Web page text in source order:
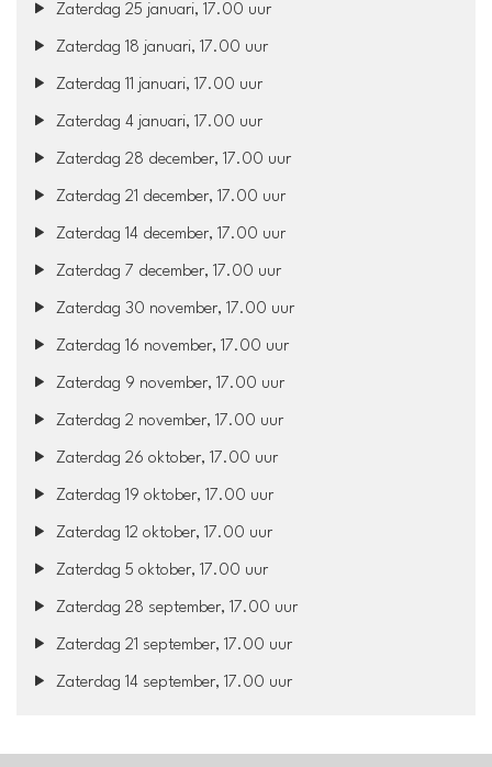
Zaterdag 25 januari, 17.00 uur
Zaterdag 18 januari, 17.00 uur
Zaterdag 11 januari, 17.00 uur
Zaterdag 4 januari, 17.00 uur
Zaterdag 28 december, 17.00 uur
Zaterdag 21 december, 17.00 uur
Zaterdag 14 december, 17.00 uur
Zaterdag 7 december, 17.00 uur
Zaterdag 30 november, 17.00 uur
Zaterdag 16 november, 17.00 uur
Zaterdag 9 november, 17.00 uur
Zaterdag 2 november, 17.00 uur
Zaterdag 26 oktober, 17.00 uur
Zaterdag 19 oktober, 17.00 uur
Zaterdag 12 oktober, 17.00 uur
Zaterdag 5 oktober, 17.00 uur
Zaterdag 28 september, 17.00 uur
Zaterdag 21 september, 17.00 uur
Zaterdag 14 september, 17.00 uur